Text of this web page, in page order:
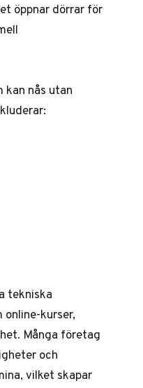
öppnar dörrar för
kan nås utan
tekniska
online-kurser,
Många företag
och
vilket skapar